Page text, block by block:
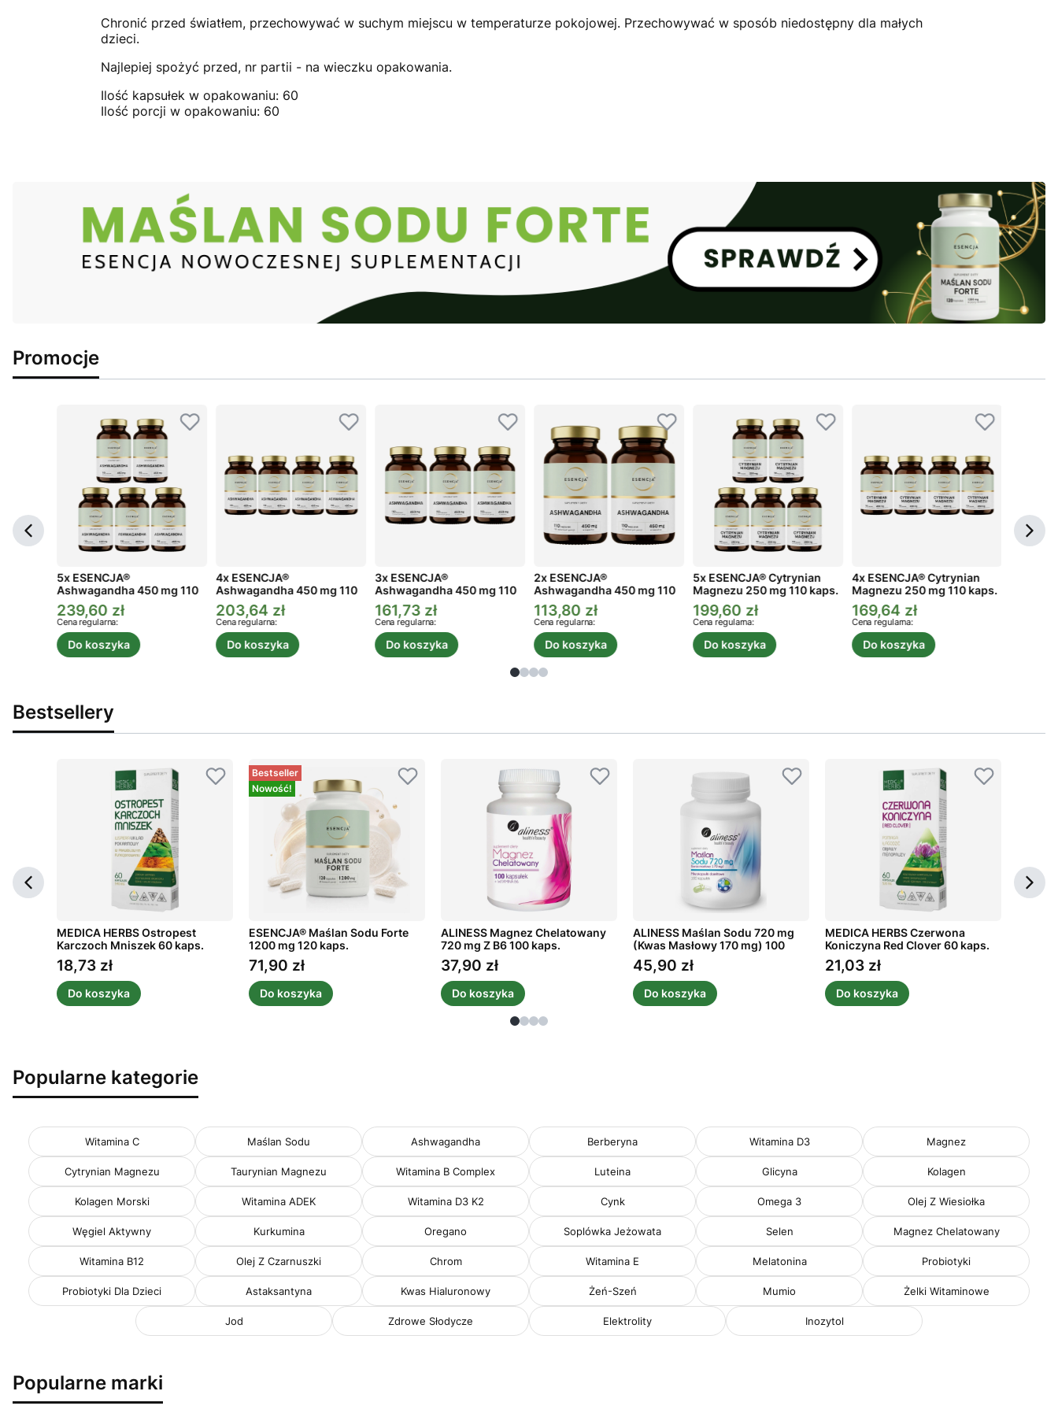
Chronić przed światłem, przechowywać w suchym miejscu w temperaturze pokojowej. Przechowywać w sposób niedostępny dla małych
dzieci.
Najlepiej spożyć przed, nr partii - na wieczku opakowania.
Ilość kapsułek w opakowaniu: 60
Ilość porcji w opakowaniu: 60
Promocje
5x ESENCJA®
Ashwagandha 450 mg 110
kaps.
Cena promocyjna
239,60 zł
Cena regularna:
Do koszyka
4x ESENCJA®
Ashwagandha 450 mg 110
kaps.
Cena promocyjna
203,64 zł
Cena regularna:
Do koszyka
3x ESENCJA®
Ashwagandha 450 mg 110
kaps.
Cena promocyjna
161,73 zł
Cena regularna:
Do koszyka
2x ESENCJA®
Ashwagandha 450 mg 110
kaps.
Cena promocyjna
113,80 zł
Cena regularna:
Do koszyka
5x ESENCJA® Cytrynian
Magnezu 250 mg 110 kaps.
Cena promocyjna
199,60 zł
Cena regularna:
Do koszyka
4x ESENCJA® Cytrynian
Magnezu 250 mg 110 kaps.
Cena promocyjna
169,64 zł
Cena regularna:
Do koszyka
Bestsellery
MEDICA HERBS Ostropest
Karczoch Mniszek 60 kaps.
Cena
18,73 zł
Do koszyka
Bestseller
Nowość!
ESENCJA® Maślan Sodu Forte
1200 mg 120 kaps.
Cena
71,90 zł
Do koszyka
ALINESS Magnez Chelatowany
720 mg Z B6 100 kaps.
Cena
37,90 zł
Do koszyka
ALINESS Maślan Sodu 720 mg
(Kwas Masłowy 170 mg) 100
kaps.
Cena
45,90 zł
Do koszyka
MEDICA HERBS Czerwona
Koniczyna Red Clover 60 kaps.
Cena
21,03 zł
Do koszyka
Popularne kategorie
Witamina C Maślan Sodu Ashwagandha Berberyna Witamina D3 Magnez
Cytrynian Magnezu Taurynian Magnezu Witamina B Complex Luteina Glicyna Kolagen
Kolagen Morski Witamina ADEK Witamina D3 K2 Cynk Omega 3 Olej Z Wiesiołka
Węgiel Aktywny Kurkumina Oregano Soplówka Jeżowata Selen Magnez Chelatowany
Witamina B12 Olej Z Czarnuszki Chrom Witamina E Melatonina Probiotyki
Probiotyki Dla Dzieci Astaksantyna Kwas Hialuronowy Żeń-Szeń Mumio Żelki Witaminowe
Jod Zdrowe Słodycze Elektrolity Inozytol
Popularne marki